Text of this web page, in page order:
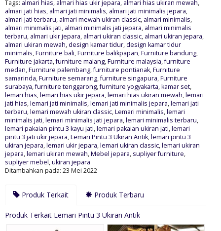
Tags: almari hias, almari hias ukir jepara, almari hias ukiran mewah,
almari jati hias, almari jati minimalis, almari jati minimalis jepara,
almari jati terbaru, almari mewah ukiran classic, almari minimalis,
almari minimalis jati, almari minimalis jati jepara, almari minimalis
terbaru, almari ukir jepara, almari ukiran classic, almari ukiran jepara,
almari ukiran mewah,design kamar tidur,design kamar tidur
minimalis,Furniture bali,Furniture balikpapan,Furniture bandung,
Furniture jakarta,furniture malang,Furniture malaysia,furniture
medan,Furniture palembang,furniture pontianak,Furniture
samarinda,Furniture semarang,furniture singapura,Furniture
surabaya,furniture tenggarong,furniture yogyakarta,kamar set,
lemari hias,lemari hias ukir jepara,lemari hias ukiran mewah,lemari
jati hias,lemari jati minimalis,lemari jati minimalis jepara,lemari jati
terbaru,lemari mewah ukiran classic,Lemari minimalis,lemari
minimalis jati,lemari minimalis jati jepara,lemari minimalis terbaru,
lemari pakaian pintu 3 kayu jati,lemari pakaian ukiran jati,lemari
pintu 3 jati ukir jepara,Lemari Pintu 3 Ukiran Antik,lemari pintu 3
ukiran jepara,lemari ukir jepara,lemari ukiran classic,lemari ukiran
jepara,lemari ukiran mewah,Mebel jepara, supliyer furniture,
supliyer mebel,ukiran jepara
Ditambahkan pada: 23 Mei 2022
Produk Terkait Produk Terbaru
Produk Terkait Lemari Pintu 3 Ukiran Antik